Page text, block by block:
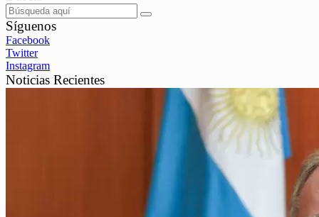
Síguenos
Facebook
Twitter
Instagram
Noticias Recientes